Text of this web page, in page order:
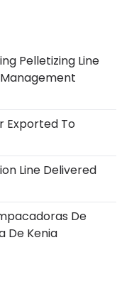
Pelletizing Line
Exported To
Line Delivered
De
De Kenia